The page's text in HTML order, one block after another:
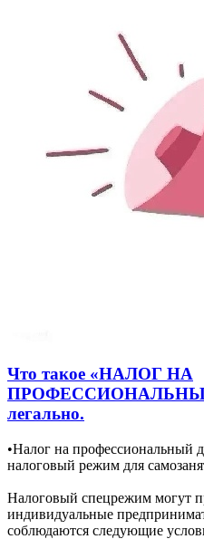
Что такое «НАЛОГ НА
ПРОФЕССИОНАЛЬНЫЙ
легально.
•Налог на профессиональный
налоговый режим для
Налоговый спецрежим могут
индивидуальные
соблюдаются следующие